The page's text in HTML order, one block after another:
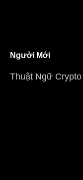
Người Mới
Thuật Ngữ Crypto